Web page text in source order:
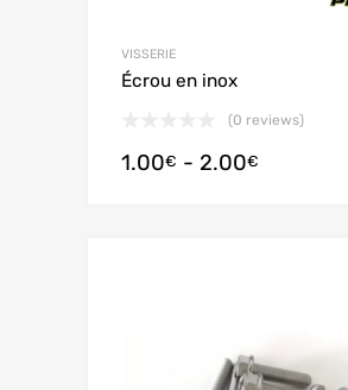
VISSERIE
Écrou en inox
(0 reviews)
1.00€ - 2.00€